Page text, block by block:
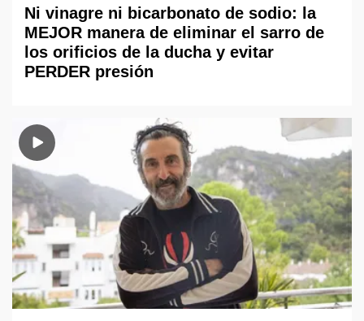
Ni vinagre ni bicarbonato de sodio: la
MEJOR manera de eliminar el sarro de
los orificios de la ducha y evitar
PERDER presión